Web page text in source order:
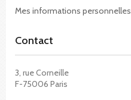
Mes informations personnelles
Contact
3, rue Corneille
F-75006 Paris